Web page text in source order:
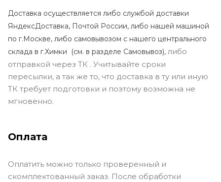
Доставка осуществляется либо службой доставки
ЯндексДоставка, Почтой России, либо нашей машиной
по г.Москве, либо самовывозом с нашего центрального
склада в г.Химки (см. в разделе Самовывоз), либо
отправкой через ТК . Учитывайте сроки
пересылки, а так же то, что доставка в ту или иную
ТК требует подготовки и поэтому возможна не
мгновенно.
Оплата
Оплатить можно только проверенный и
скомплектованный заказ. После обработки